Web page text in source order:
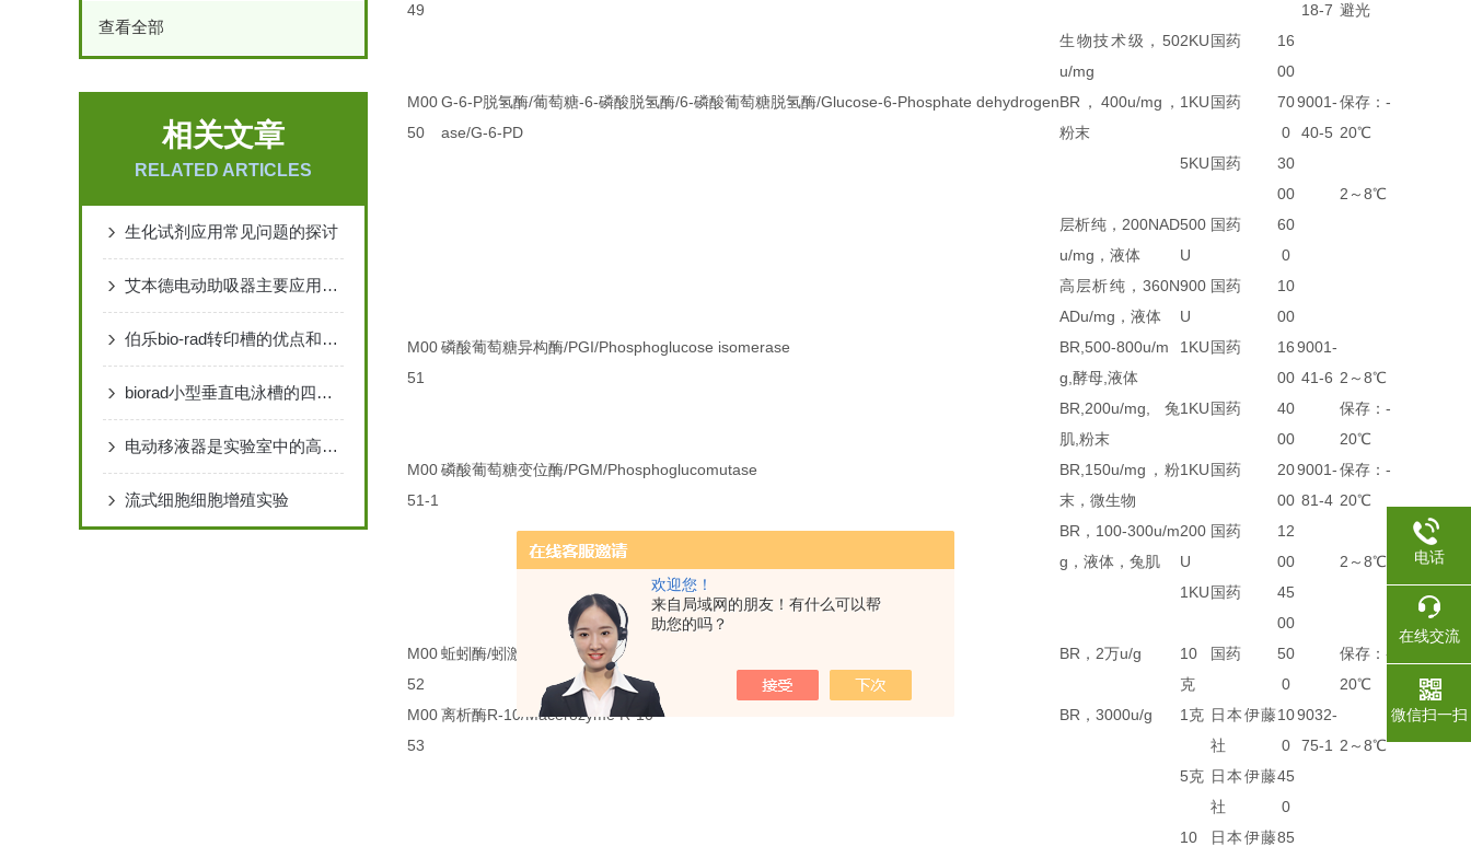
欢迎您！
来自局域网的朋友！有什么可以帮
助您的吗？
查看全部
相关文章
RELATED ARTICLES
生化试剂应用常见问题的探讨
艾本德电动助吸器主要应用于哪些领域？
伯乐bio-rad转印槽的优点和使用前后的注意事项
biorad小型垂直电泳槽的四个组成部分和产品特点说明
电动移液器是实验室中的高效利器
流式细胞细胞增殖实验
49
18-7 避光
生物技术级，50
u/mg
2KU 国药
16
00
M00
50
G-6-P脱氢酶/葡萄糖-6-磷酸脱氢酶/6-磷酸葡萄糖脱氢酶/Glucose-6-Phosphate dehydrogen
ase/G-6-PD
BR，400u/mg，
粉末
1KU 国药
70
0
9001-
40-5
保存：-
20℃
5KU 国药
30
00
2～8℃
层析纯，200NAD
u/mg，液体
500
U
国药
60
0
高层析纯，360N
ADu/mg，液体
900
U
国药
10
00
M00
51
磷酸葡萄糖异构酶/PGI/Phosphoglucose isomerase
BR,500-800u/m
g,酵母,液体
1KU 国药
16
00
9001-
41-6 2～8℃
BR,200u/mg,兔
肌,粉末
1KU 国药
40
00
保存：-
20℃
M00
51-1
磷酸葡萄糖变位酶/PGM/Phosphoglucomutase
BR,150u/mg，粉
末，微生物
1KU 国药
20
00
9001-
81-4
保存：-
20℃
BR，100-300u/m
g，液体，兔肌
200
U
国药
12
00
2～8℃
1KU 国药
45
00
M00
52
蚯蚓酶/蚓激酶/Lumbokinase capsules BR，2万u/g
10
克
国药
50
0
保存：-
20℃
M00
53
离析酶R-10/Macerozyme R-10 BR，3000u/g 1克 日本伊藤
社
10
0
9032-
75-1
2～8℃
5克 日本伊藤
社
45
0
10
日本伊藤85
电话
在线交流
微信扫一扫